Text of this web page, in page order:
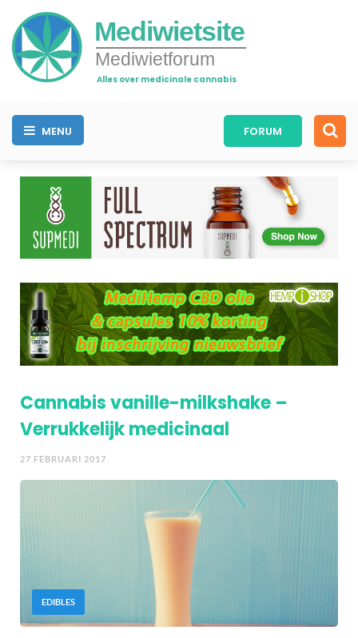
Mediwietsite
Mediwietforum
Alles over medicinale cannabis
MENU FORUM
Cannabis vanille-milkshake –
Verrukkelijk medicinaal
27 FEBRUARI 2017
EDIBLES